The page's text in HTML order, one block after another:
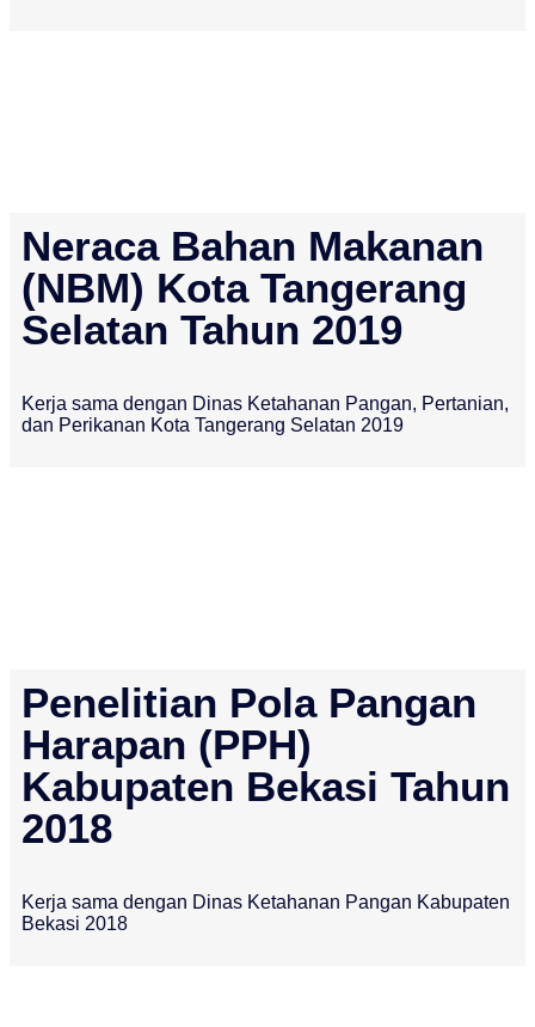
Neraca Bahan Makanan
(NBM) Kota Tangerang
Selatan Tahun 2019
Kerja sama dengan Dinas Ketahanan Pangan, Pertanian,
dan Perikanan Kota Tangerang Selatan 2019
Penelitian Pola Pangan
Harapan (PPH)
Kabupaten Bekasi Tahun
2018
Kerja sama dengan Dinas Ketahanan Pangan Kabupaten
Bekasi 2018